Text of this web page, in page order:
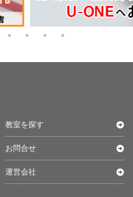
教室を探す
お問合せ
運営会社